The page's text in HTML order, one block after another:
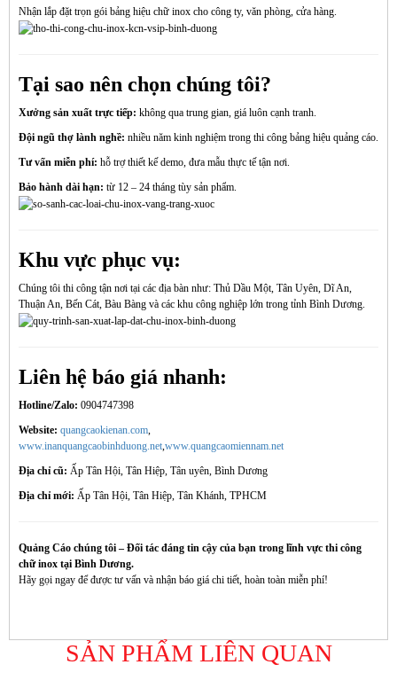
Nhận lắp đặt trọn gói bảng hiệu chữ inox cho công ty, văn phòng, cửa hàng.
Tại sao nên chọn chúng tôi?
Xưởng sản xuất trực tiếp: không qua trung gian, giá luôn cạnh tranh.
Đội ngũ thợ lành nghề: nhiều năm kinh nghiệm trong thi công bảng hiệu quảng cáo.
Tư vấn miễn phí: hỗ trợ thiết kế demo, đưa mẫu thực tế tận nơi.
Bảo hành dài hạn: từ 12 – 24 tháng tùy sản phẩm.
Khu vực phục vụ:
Chúng tôi thi công tận nơi tại các địa bàn như: Thủ Dầu Một, Tân Uyên, Dĩ An,
Thuận An, Bến Cát, Bàu Bàng và các khu công nghiệp lớn trong tỉnh Bình Dương.
Liên hệ báo giá nhanh:
Hotline/Zalo: 0904747398
Website: quangcaokienan.com,
www.inanquangcaobinhduong.net,www.quangcaomiennam.net
Địa chỉ cũ: Ấp Tân Hội, Tân Hiệp, Tân uyên, Bình Dương
Địa chỉ mới: Ấp Tân Hội, Tân Hiệp, Tân Khánh, TPHCM
Quảng Cáo chúng tôi – Đối tác đáng tin cậy của bạn trong lĩnh vực thi công
chữ inox tại Bình Dương.
Hãy gọi ngay để được tư vấn và nhận báo giá chi tiết, hoàn toàn miễn phí!
SẢN PHẨM LIÊN QUAN